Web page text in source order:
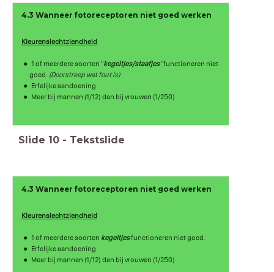
4.3 Wanneer fotoreceptoren niet goed werken
Kleurenslechtziendheid
1 of meerdere soorten "kegeltjes/staafjes"functioneren niet
goed. (Doorstreep wat fout is)
Erfelijke aandoening
Meer bij mannen (1/12) dan bij vrouwen (1/250)
Slide 10 - Tekstslide
4.3 Wanneer fotoreceptoren niet goed werken
Kleurenslechtziendheid
1 of meerdere soorten kegeltjesfunctioneren niet goed.
Erfelijke aandoening
Meer bij mannen (1/12) dan bij vrouwen (1/250)